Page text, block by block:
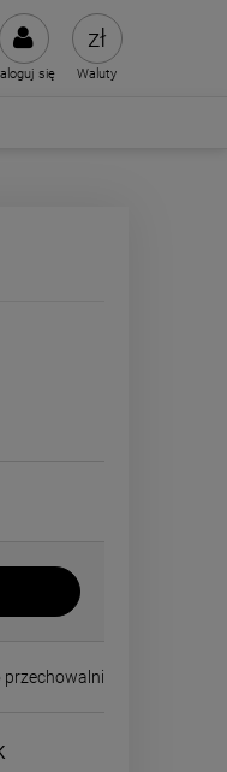
się Waluty
przechowalni